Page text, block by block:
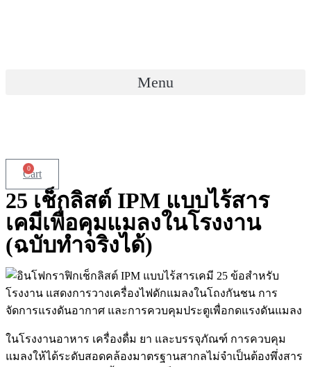
Menu
0
Cart
25 เช็กลิสต์ IPM แบบไร้สาร
เคมีเพื่อคุมแมลงในโรงงาน
(ฉบับทำจริงได้)
ในโรงงานอาหาร เครื่องดื่ม ยา และบรรจุภัณฑ์ การควบคุม
แมลงให้ได้ระดับสอดคล้องมาตรฐานสากลไม่จำเป็นต้องพึ่งสาร